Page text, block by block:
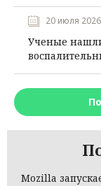
20 июля
Ученые
Mozilla